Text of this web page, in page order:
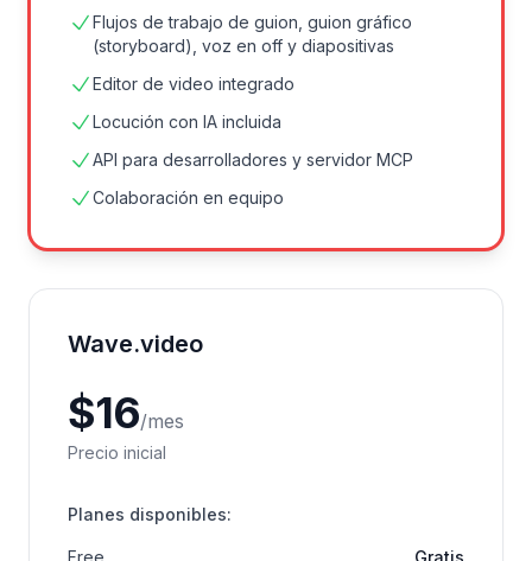
Flujos de trabajo de guion, guion gráfico
(storyboard), voz en off y diapositivas
Editor de video integrado
Locución con IA incluida
API para desarrolladores y servidor MCP
Colaboración en equipo
Wave.video
$16/mes
Precio inicial
Planes disponibles:
Free Gratis